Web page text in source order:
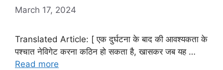
March 17, 2024
Translated Article: [ एक दुर्घटना के बाद की आवश्यकता के
पश्चात नेविगेट करना कठिन हो सकता है, खासकर जब यह …
Read more